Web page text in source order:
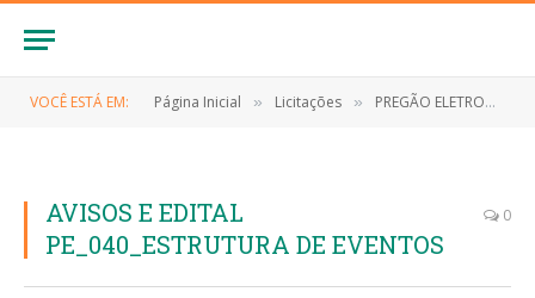
VOCÊ ESTÁ EM: Página Inicial » Licitações » PREGÃO ELETRONICO Nº 040/2023/SRP (Eventual Contratação de empresa para registro de preços para contratação dos serviços de locação de estruturas de som, iluminação, e equipamentos diversos para eventos, assim como contratação de show artístico e cultural)
AVISOS E EDITAL
PE_040_ESTRUTURA DE EVENTOS
0